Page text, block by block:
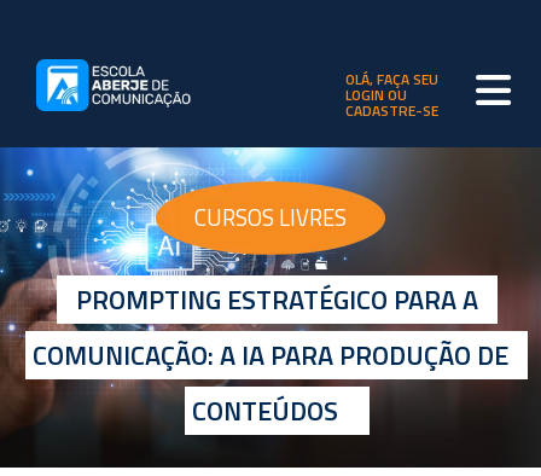
OLÁ, FAÇA SEU
LOGIN OU
CADASTRE-SE
CURSOS LIVRES
PROMPTING ESTRATÉGICO PARA A
COMUNICAÇÃO: A IA PARA PRODUÇÃO DE
CONTEÚDOS